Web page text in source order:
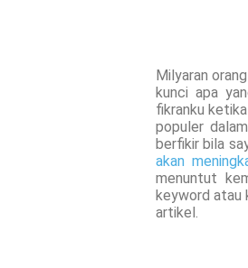
Milyaran
kunci apa
fikranku
populer
berfikir bila
akan
menuntut
keyword atau
artikel.